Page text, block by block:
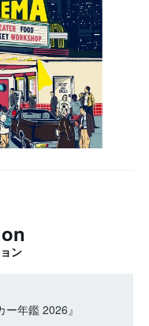
ン
ー年鑑 2026』